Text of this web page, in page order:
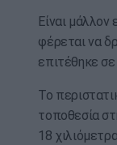
Είναι μάλλον
φέρεται να
επιτέθηκε
Το
τοποθεσία
18